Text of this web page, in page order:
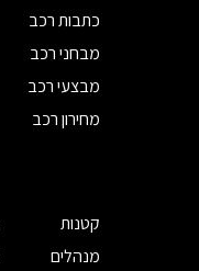
כתבות רכב
מבחני רכב
מבצעי רכב
מחירון רכב
קטנות
מנהלים